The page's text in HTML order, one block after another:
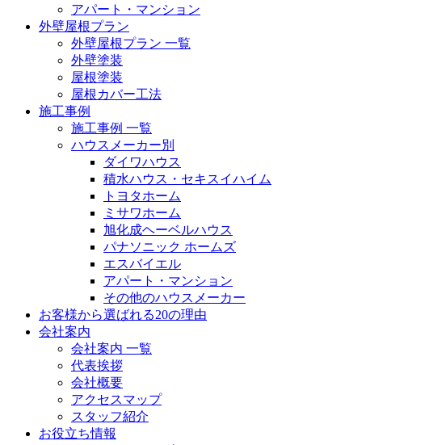
アパート・マンション
外壁屋根プラン
外壁屋根プラン 一覧
外壁塗装
屋根塗装
屋根カバー工法
施工事例
施工事例 一覧
ハウスメーカー別
ダイワハウス
積水ハウス・セキスイハイム
トヨタホーム
ミサワホーム
旭化成ヘーベルハウス
パナソニック ホームズ
エスバイエル
アパート・マンション
その他のハウスメーカー
お客様から選ばれる20の理由
会社案内
会社案内 一覧
代表挨拶
会社概要
アクセスマップ
スタッフ紹介
お役立ち情報